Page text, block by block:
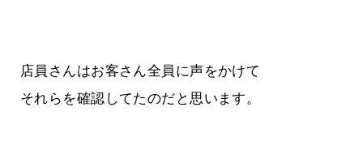
店員さんはお客さん全員に声をかけて
それらを確認してたのだと思います。